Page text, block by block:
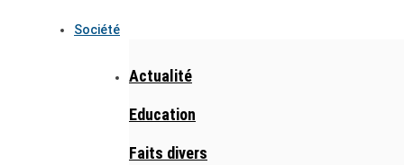
Société
Actualité
Education
Faits divers